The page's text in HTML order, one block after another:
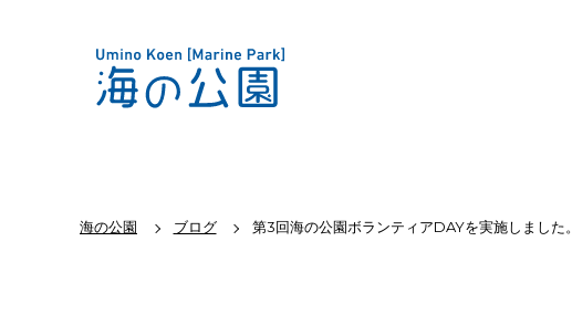
海の公園 ブログ 第3回海の公園ボランティアDAYを実施しました。